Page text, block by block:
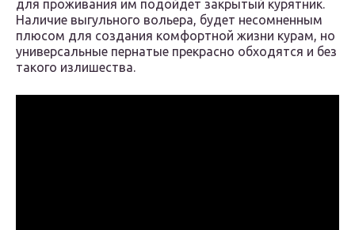
для проживания им подойдет закрытый курятник.
Наличие выгульного вольера, будет несомненным
плюсом для создания комфортной жизни курам, но
универсальные пернатые прекрасно обходятся и без
такого излишества.